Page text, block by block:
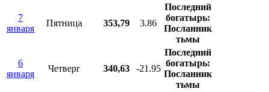
7
января
Пятница 353,79 3.86
Последний
богатырь:
Посланник
тьмы
6
января
Четверг 340,63 -21.95
Последний
богатырь:
Посланник
тьмы